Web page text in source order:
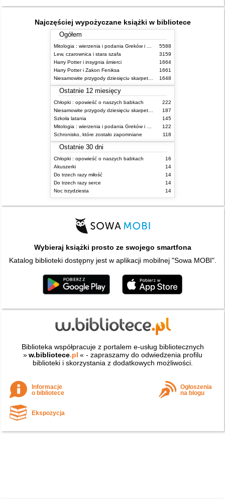
Najczęściej wypożyczane książki w bibliotece
Ogółem
5588
Lew, czarownica i stara szafa
3159
Harry Potter i insygnia śmierci
1664
Harry Potter i Zakon Feniksa
1661
1648
Ostatnie 12 miesięcy
Chłopki : opowieść o naszych babkach
222
187
Szkoła latania
145
122
Schronisko, które zostało zapomniane
118
Ostatnie 30 dni
Chłopki : opowieść o naszych babkach
16
Akuszerki
14
Do trzech razy miłość
14
Do trzech razy serce
14
Noc trzydziesta
14
Wybieraj książki prosto ze swojego smartfona
Katalog biblioteki dostępny jest w aplikacji mobilnej "Sowa MOBI".
Biblioteka współpracuje z portalem e-usług bibliotecznych
» w.bibliotece.pl « - zapraszamy do odwiedzenia profilu
biblioteki i skorzystania z dodatkowych możliwości.
Informacje
o bibliotece
Ogłoszenia
na blogu
Ekspozycja